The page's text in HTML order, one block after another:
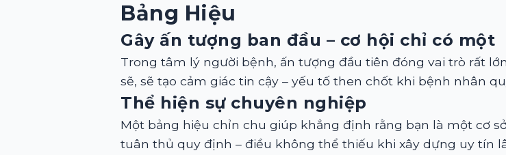
Bảng Hiệu
Gây ấn tượng ban đầu – cơ hội chỉ có một
Trong tâm lý người bệnh, ấn tượng đầu tiên đóng vai trò rất
sẽ, sẽ tạo cảm giác tin cậy – yếu tố then chốt khi bệnh nhân
Thể hiện sự chuyên nghiệp
Một bảng hiệu chỉn chu giúp khẳng định rằng bạn là một cơ
tuân thủ quy định – điều không thể thiếu khi xây dựng uy tín